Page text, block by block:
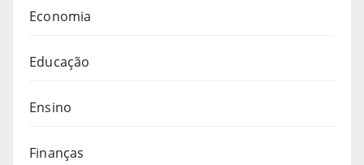
Economia
Educação
Ensino
Finanças